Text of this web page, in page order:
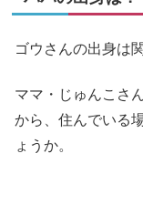
ゴウさんの出身は
ママ・じゅんこさ
から、住んでいる
ょうか。